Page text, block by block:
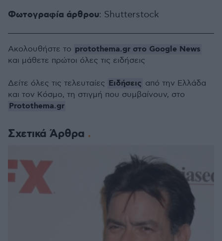
Φωτογραφία άρθρου: Shutterstock
Σχετικά Άρθρα
Ακολουθήστε το protothema.gr στο Google News
και μάθετε πρώτοι όλες τις ειδήσεις
Δείτε όλες τις τελευταίες Ειδήσεις από την Ελλάδα
και τον Κόσμο, τη στιγμή που συμβαίνουν, στο
Protothema.gr